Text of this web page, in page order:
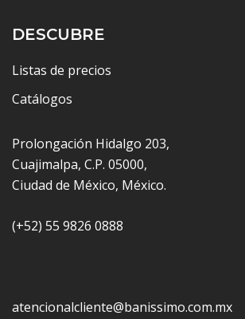
DESCUBRE
Listas de precios
Catálogos
Prolongación Hidalgo 203,
Cuajimalpa, C.P. 05000,
Ciudad de México, México.
(+52) 55 9826 0888
atencionalcliente@banissimo.com.mx